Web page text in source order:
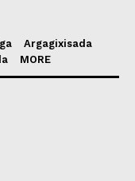
Argagixisada
MORE